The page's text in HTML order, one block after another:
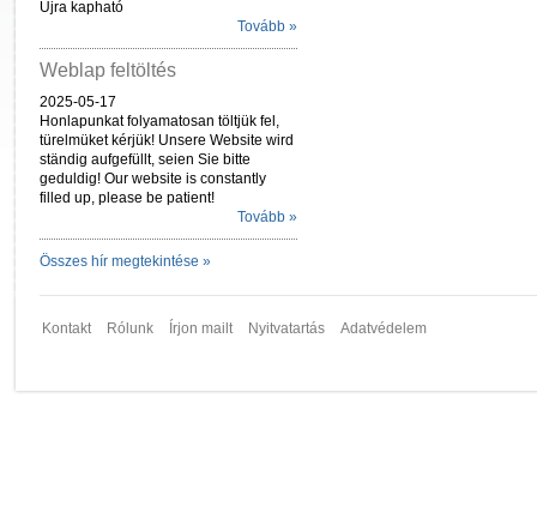
Újra kapható
Tovább »
Weblap feltöltés
2025-05-17
Honlapunkat folyamatosan töltjük fel,
türelmüket kérjük! Unsere Website wird
ständig aufgefüllt, seien Sie bitte
geduldig! Our website is constantly
filled up, please be patient!
Tovább »
Összes hír megtekintése »
Kontakt Rólunk Írjon mailt Nyitvatartás Adatvédelem